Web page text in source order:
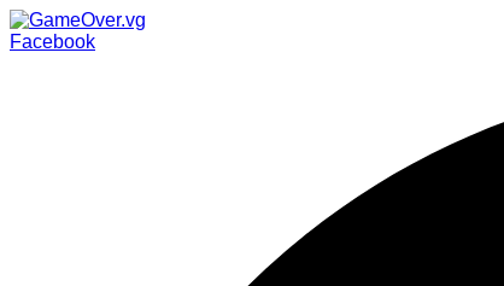
Facebook